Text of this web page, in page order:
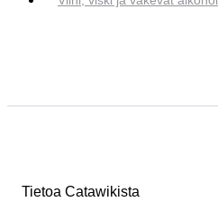
Tietoa Catawikista